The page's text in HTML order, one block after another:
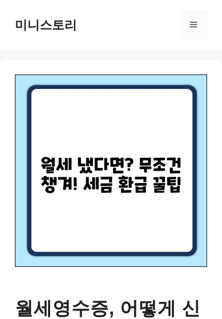
content미니스토리 Menu
월세영수증, 어떻게 신